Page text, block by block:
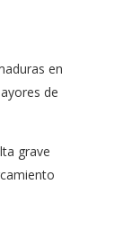
en
de
grave